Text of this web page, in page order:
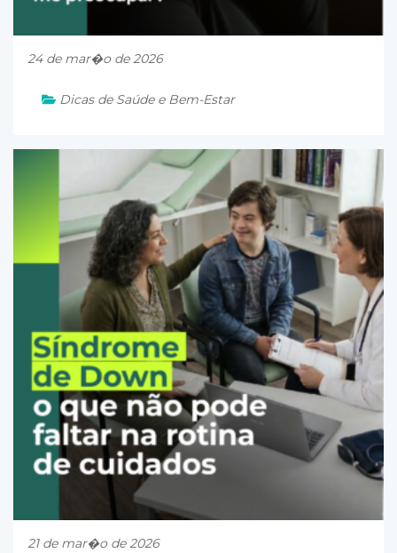
24 de mar�o de 2026
Dicas de Saúde e Bem-Estar
21 de mar�o de 2026